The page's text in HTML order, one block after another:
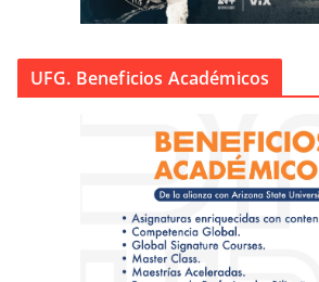
UFG. Beneficios Académicos